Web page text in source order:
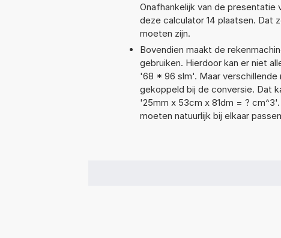
Onafhankelijk van de presentatie
deze calculator 14 plaatsen. Dat
moeten zijn.
Bovendien maakt de
gebruiken. Hierdoor kan er niet
'68 * 96 slm'. Maar verschillende
gekoppeld bij de conversie. Dat
'25mm x 53cm x 81dm = ?
moeten natuurlijk bij elkaar